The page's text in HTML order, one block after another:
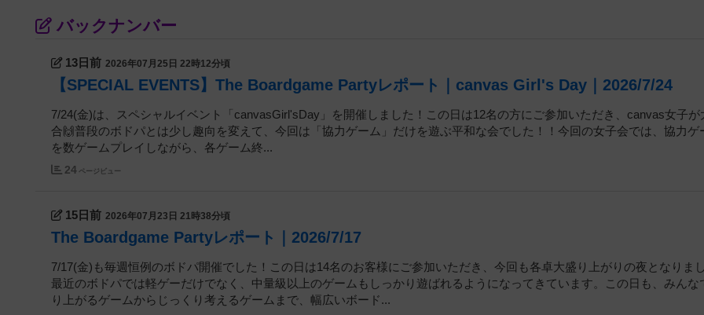
バックナンバー
13日前 2026年07月25日 22時12分頃
【SPECIAL EVENTS】The Boardgame Partyレポート｜canvas Girl's Day｜2026/7/24
7/24(金)は、スペシャルイベント「canvasGirl'sDay」を開催しました！この日は12名の方にご参加いただき、canvas女子が
合🙌普段のボドパとは少し趣向を変えて、今回は「協力ゲーム」だけを遊ぶ平和な会でした！！今回の女子会では、協力ゲ
を数ゲームプレイしながら、各ゲーム終...
24 ページビュー
15日前 2026年07月23日 21時38分頃
The Boardgame Partyレポート｜2026/7/17
7/17(金)も毎週恒例のボドパ開催でした！この日は14名のお客様にご参加いただき、今回も各卓大盛り上がりの夜となりま
最近のボドパでは軽ゲーだけでなく、中量級以上のゲームもしっかり遊ばれるようになってきています。この日も、みんな
り上がるゲームからじっくり考えるゲームまで、幅広いボード...